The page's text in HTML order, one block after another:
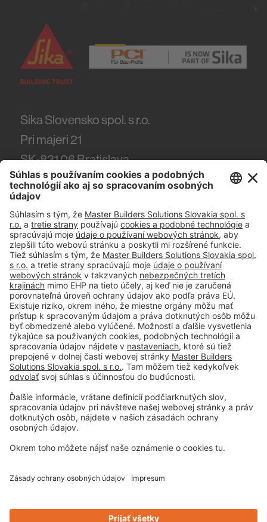
Sika Slovensko spol. s r.o.
Pri majeri 21
SK-831 06Bratislava
Tel. (+421) 918 444 918
#PCI
Tiráž
Podmienky používania
Obchodné podmienky spoločnosti
Paletové hospodárstvo
Ochrana osobných údajov
Privacy-Portal